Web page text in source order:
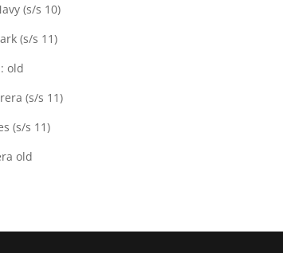
(s/s 10)
(s/s 11)
old
(s/s 11)
(s/s 11)
old